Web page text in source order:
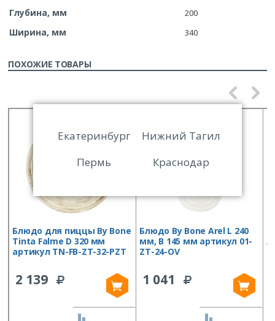
Глубина, мм 200
Ширина, мм 340
ПОХОЖИЕ ТОВАРЫ
Блюдо для пиццы By Bone
Tinta Falme D 320 мм
артикул TN-FB-ZT-32-PZT
2 139
Блюдо By Bone Arel L 240
мм, B 145 мм артикул 01-
ZT-24-OV
1 041
Екатеринбург
Нижний Тагил
Пермь
Краснодар